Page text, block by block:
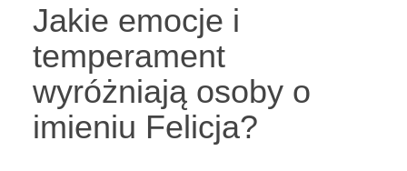
Jakie emocje i
temperament
wyróżniają osoby o
imieniu Felicja?